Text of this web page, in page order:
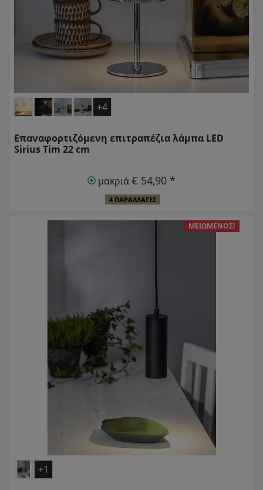
+4
Επαναφορτιζόμενη επιτραπέζια λάμπα LED
Sirius Tim 22 cm
μακριά€ 54,90 *
4 ΠΑΡΑΛΛΑΓΈΣ
ΜΕΙΩΜΈΝΟΣ!
+1